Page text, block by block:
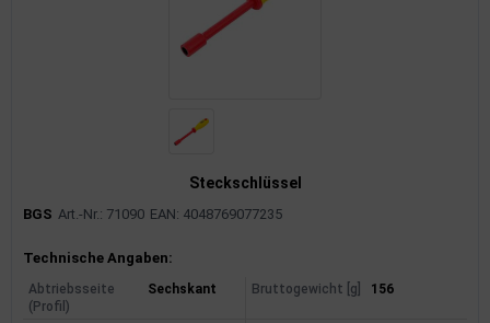
Steckschlüssel
BGS Art.-Nr.: 71090 EAN: 4048769077235
Produktinformationen
Technische Angaben:
Abtriebsseite
(Profil)
Sechskant Bruttogewicht [g] 156